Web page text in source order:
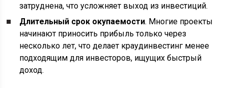
затруднена, что усложняет выход из инвестиций.
Длительный срок окупаемости. Многие проекты
начинают приносить прибыль только через
несколько лет, что делает краудинвестинг менее
подходящим для инвесторов, ищущих быстрый
доход.